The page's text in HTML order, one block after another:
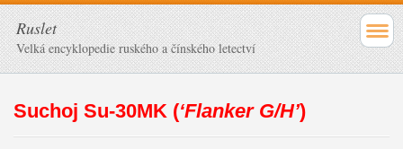
Ruslet
Velká encyklopedie ruského a čínského letectví
Suchoj Su-30MK (‘Flanker G/H’)